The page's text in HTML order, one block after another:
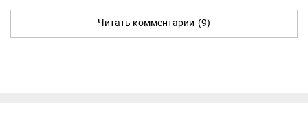
Читать комментарии (9)